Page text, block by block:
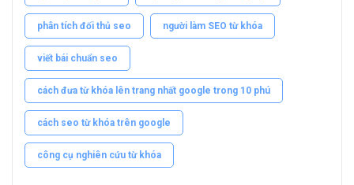
phân tích đối thủ seo người làm SEO từ khóa
viết bái chuẩn seo
cách đưa từ khóa lên trang nhất google trong 10 phú
cách seo từ khóa trên google
công cụ nghiên cứu từ khóa